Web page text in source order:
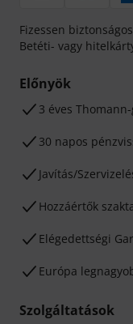
Fizessen
Betéti- vagy
Előnyök
3 éves
30 napos
Javítás/
Hozzáértők
Elégedettségi
Európa
Szolgáltatások